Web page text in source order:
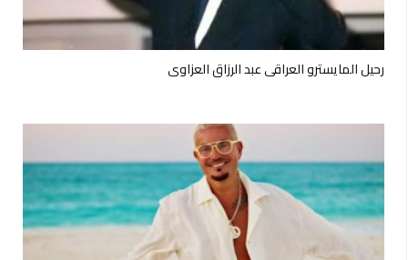
رحيل المايسترو العراقي عبد الرزاق العزاوي